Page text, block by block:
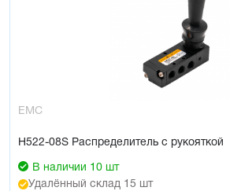
EMC
H522-08S Распределитель с рукояткой
В наличии 10 шт
Удалённый склад 15 шт